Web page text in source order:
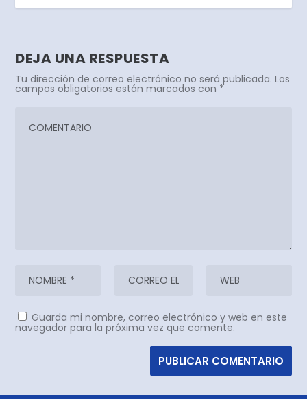
DEJA UNA RESPUESTA
Tu dirección de correo electrónico no será publicada. Los
campos obligatorios están marcados con *
Guarda mi nombre, correo electrónico y web en este
navegador para la próxima vez que comente.